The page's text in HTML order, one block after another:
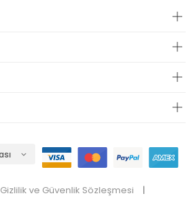
Gizlilik ve Güvenlik Sözleşmesi